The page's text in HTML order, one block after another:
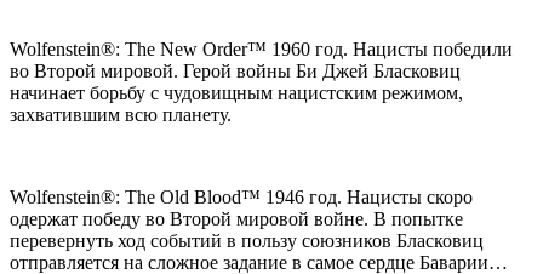
Wolfenstein®: The New Order™ 1960 год. Нацисты победили
во Второй мировой. Герой войны Би Джей Бласковиц
начинает борьбу с чудовищным нацистским режимом,
захватившим всю планету.
Wolfenstein®: The Old Blood™ 1946 год. Нацисты скоро
одержат победу во Второй мировой войне. В попытке
перевернуть ход событий в пользу союзников Бласковиц
отправляется на сложное задание в самое сердце Баварии…